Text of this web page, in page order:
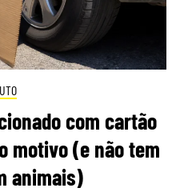
com cartão
motivo (e não tem
animais)